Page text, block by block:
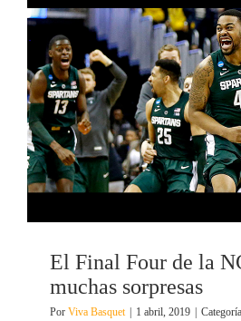
El Final Four de la
muchas sorpresas
Por Viva Basquet 1 abril, 2019